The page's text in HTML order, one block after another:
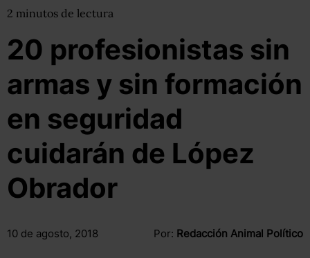
2 minutos de lectura
20 profesionistas sin
armas y sin formación
en seguridad
cuidarán de López
Obrador
10 de agosto, 2018 Por: Redacción Animal Político